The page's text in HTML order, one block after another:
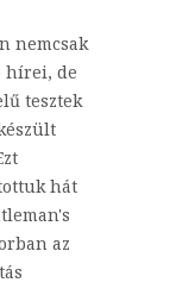
nemcsak
hírei, de
tesztek
hát
az